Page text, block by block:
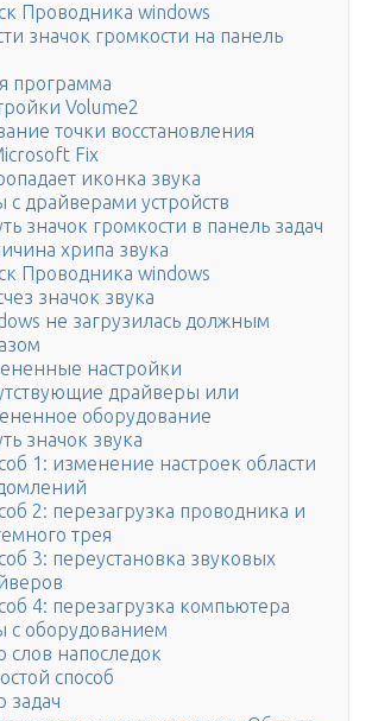
Проводника windows
значок громкости на панель
программа
Volume2
точки восстановления
Fix
иконка звука
драйверами устройств
значок громкости в панель задач
хрипа звука
Проводника windows
значок звука
не загрузилась должным
настройки
драйверы или
оборудование
значок звука
1: изменение настроек области
2: перезагрузка проводника и
трея
3: переустановка звуковых
4: перезагрузка компьютера
с оборудованием
слов напоследок
способ
задач